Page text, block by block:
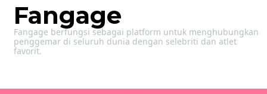
Fangage
Fangage berfungsi sebagai platform untuk menghubungkan
penggemar di seluruh dunia dengan selebriti dan atlet
favorit.